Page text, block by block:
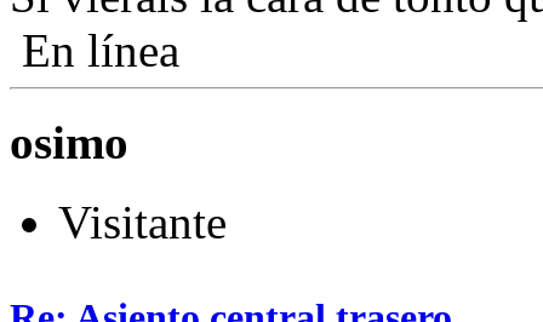
En línea
osimo
Visitante